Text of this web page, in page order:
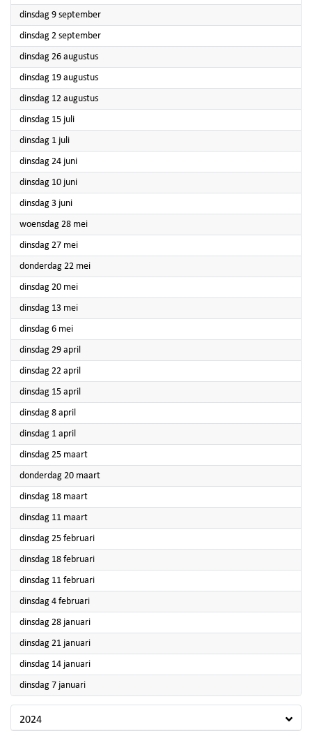
dinsdag 9 september2025
dinsdag 2 september2025
dinsdag 26 augustus2025
dinsdag 19 augustus2025
dinsdag 12 augustus2025
dinsdag 15 juli2025
dinsdag 1 juli2025
dinsdag 24 juni2025
dinsdag 10 juni2025
dinsdag 3 juni2025
woensdag 28 mei2025
dinsdag 27 mei2025
donderdag 22 mei2025
dinsdag 20 mei2025
dinsdag 13 mei2025
dinsdag 6 mei2025
dinsdag 29 april
dinsdag 22 april
dinsdag 15 april
dinsdag 8 april
dinsdag 1 april
dinsdag 25 maart2025
donderdag 20 maart2025
dinsdag 18 maart2025
dinsdag 11 maart2025
dinsdag 25 februari2025
dinsdag 18 februari2025
dinsdag 11 februari2025
dinsdag 4 februari2025
dinsdag 28 januari2025
dinsdag 21 januari2025
dinsdag 14 januari2025
dinsdag 7 januari2025
2024